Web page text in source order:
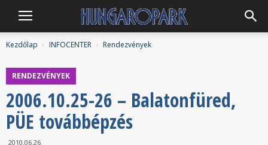
Hungaropark
Kezdőlap INFOCENTER Rendezvények
RENDEZVÉNYEK
2006.10.25-26 – Balatonfüred,
PÜE továbbépzés
2010.06.26